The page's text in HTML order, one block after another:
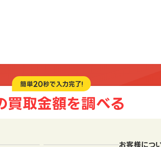
簡単20秒で入力完了!
買取金額を調べる
お客様につ